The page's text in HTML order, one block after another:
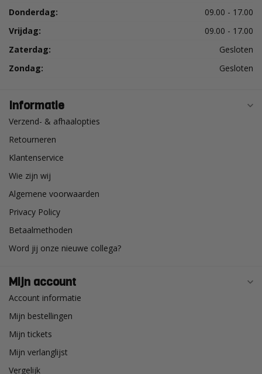
Donderdag:
09.00 - 17.00
Vrijdag:
09.00 - 17.00
Zaterdag:
Gesloten
Zondag:
Gesloten
Informatie
Verzend- & afhaalopties
Retourneren
Klantenservice
Wie zijn wij
Algemene voorwaarden
Privacy Policy
Betaalmethoden
Word jij onze nieuwe collega?
Mijn account
Account informatie
Mijn bestellingen
Mijn tickets
Mijn verlanglijst
Vergelijk